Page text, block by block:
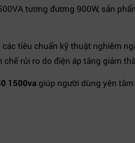
tương đương 900W, sản
các tiêu chuẩn kỹ thuật nghiêm
rủi ro do điện áp tăng giảm
1500va giúp người dùng yên